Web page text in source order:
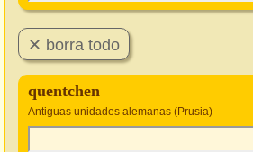
quentchen
Antiguas unidades alemanas (Prusia)